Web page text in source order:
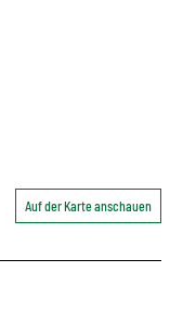
Auf der Karte anschauen